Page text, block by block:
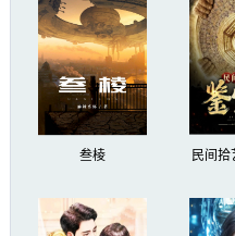
叁棱 民间拾